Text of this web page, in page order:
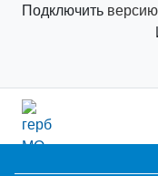
Подключить